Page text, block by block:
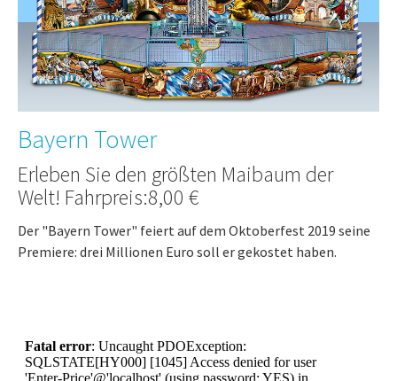
Bayern Tower
Erleben Sie den größten Maibaum der
Welt! Fahrpreis:8,00 €
Der "Bayern Tower" feiert auf dem Oktoberfest 2019 seine
Premiere: drei Millionen Euro soll er gekostet haben.